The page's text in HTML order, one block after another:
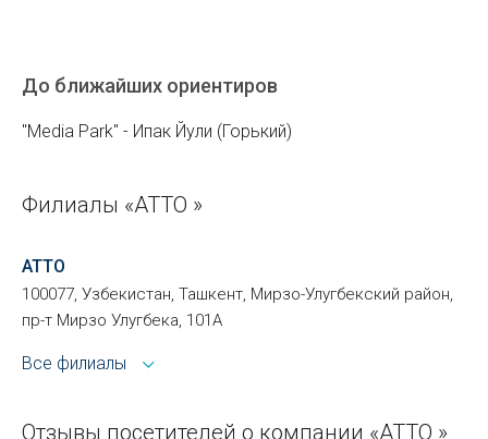
До ближайших ориентиров
"Media Park" - Ипак Йули (Горький)
Филиалы «ATTO »
ATTO
100077, Узбекистан, Ташкент, Мирзо-Улугбекский район,
пр-т Мирзо Улугбека, 101А
Все филиалы
Отзывы посетителей о компании «ATTO »